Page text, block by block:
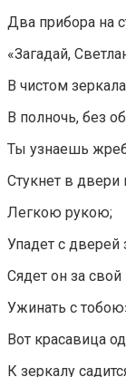
Два прибора на
«Загадай,
В чистом
В полночь, без
Ты узнаешь
Стукнет в
Легкою рукою;
Упадет с дверей
Сядет он за свой
Ужинать с
Вот красавица
К зеркалу